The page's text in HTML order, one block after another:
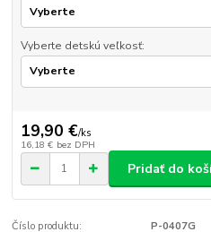
Vyberte detskú veľkosť:
19,90 €/ks
16,18 € bez DPH
Pridať do
Číslo produktu:
P-0407G